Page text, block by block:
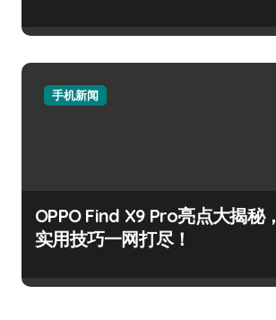
手机新闻
OPPO Find X9 Pro亮点大揭秘，
实用技巧一网打尽！